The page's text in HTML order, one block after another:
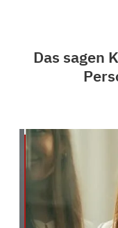
Das sagen